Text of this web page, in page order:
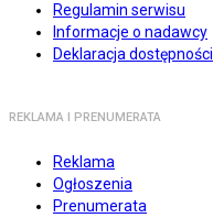
Regulamin serwisu
Informacje o nadawcy
Deklaracja dostępności
REKLAMA I PRENUMERATA
Reklama
Ogłoszenia
Prenumerata